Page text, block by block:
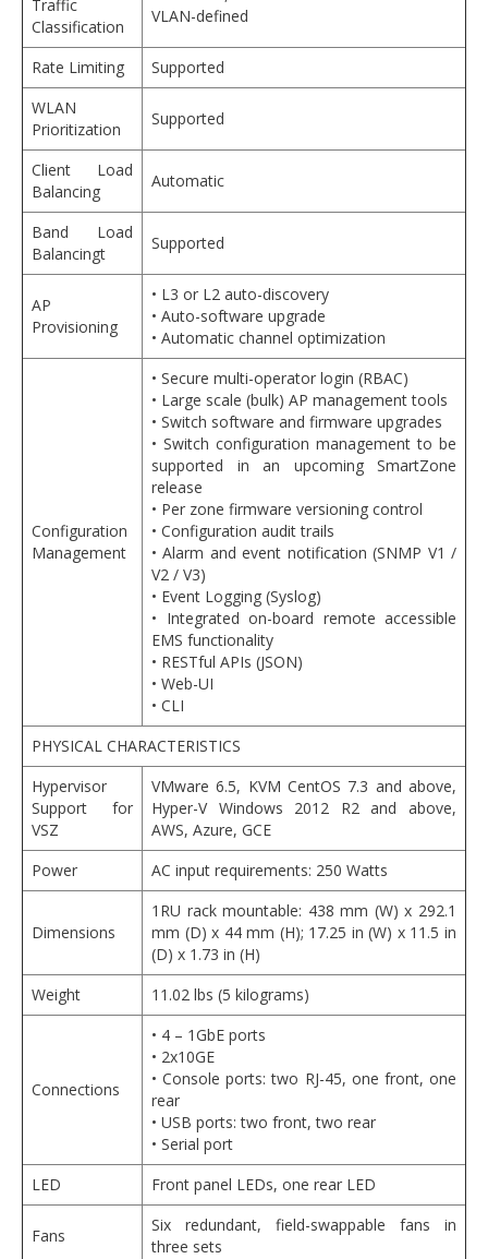
Traffic
Classification
VLAN-defined
Rate Limiting
Supported
WLAN
Prioritization
Supported
Client Load
Balancing
Automatic
Band Load
Balancingt
Supported
AP
Provisioning
• L3 or L2 auto-discovery
• Auto-software upgrade
• Automatic channel optimization
Configuration
Management
• Secure multi-operator login (RBAC)
• Large scale (bulk) AP management tools
• Switch software and firmware upgrades
• Switch configuration management to be
supported in an upcoming SmartZone
release
• Per zone firmware versioning control
• Configuration audit trails
• Alarm and event notification (SNMP V1 /
V2 / V3)
• Event Logging (Syslog)
• Integrated on-board remote accessible
EMS functionality
• RESTful APIs (JSON)
• Web-UI
• CLI
PHYSICAL CHARACTERISTICS
Hypervisor
Support for
VSZ
VMware 6.5, KVM CentOS 7.3 and above,
Hyper-V Windows 2012 R2 and above,
AWS, Azure, GCE
Power
AC input requirements: 250 Watts
Dimensions
1RU rack mountable: 438 mm (W) x 292.1
mm (D) x 44 mm (H); 17.25 in (W) x 11.5 in
(D) x 1.73 in (H)
Weight
11.02 lbs (5 kilograms)
Connections
• 4 – 1GbE ports
• 2x10GE
• Console ports: two RJ-45, one front, one
rear
• USB ports: two front, two rear
• Serial port
LED
Front panel LEDs, one rear LED
Fans
Six redundant, field-swappable fans in
three sets